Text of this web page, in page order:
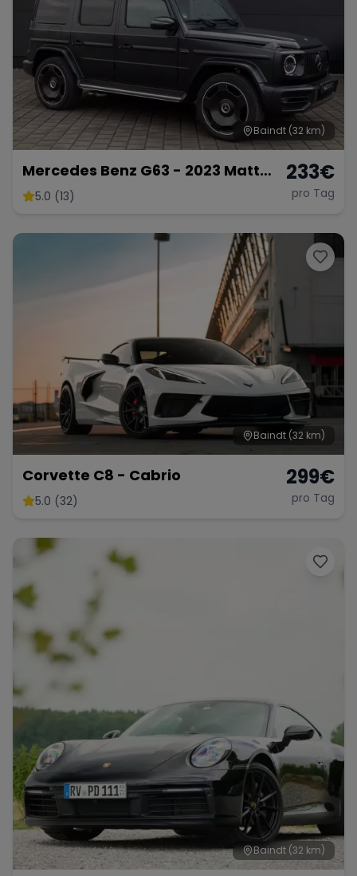
Range Rover Corvette
Baindt (32 km)
Mercedes Benz G63 - 2023 Matt
Schwarz
5.0 (13)
233€
pro Tag
Baindt (32 km)
Corvette C8 - Cabrio
5.0 (32)
299€
pro Tag
Baindt (32 km)